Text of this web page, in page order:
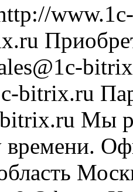
bitrix.ru
Мы
времени.